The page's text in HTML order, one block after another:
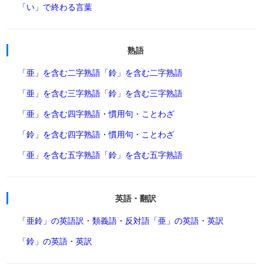
「い」で終わる言葉
熟語
「亜」を含む二字熟語 「鈴」を含む二字熟語
「亜」を含む三字熟語 「鈴」を含む三字熟語
「亜」を含む四字熟語・慣用句・ことわざ
「鈴」を含む四字熟語・慣用句・ことわざ
「亜」を含む五字熟語 「鈴」を含む五字熟語
英語・翻訳
「亜鈴」の英語訳・類義語・反対語 「亜」の英語・英訳
「鈴」の英語・英訳